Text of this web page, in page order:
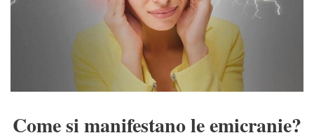
Come si manifestano le emicranie?